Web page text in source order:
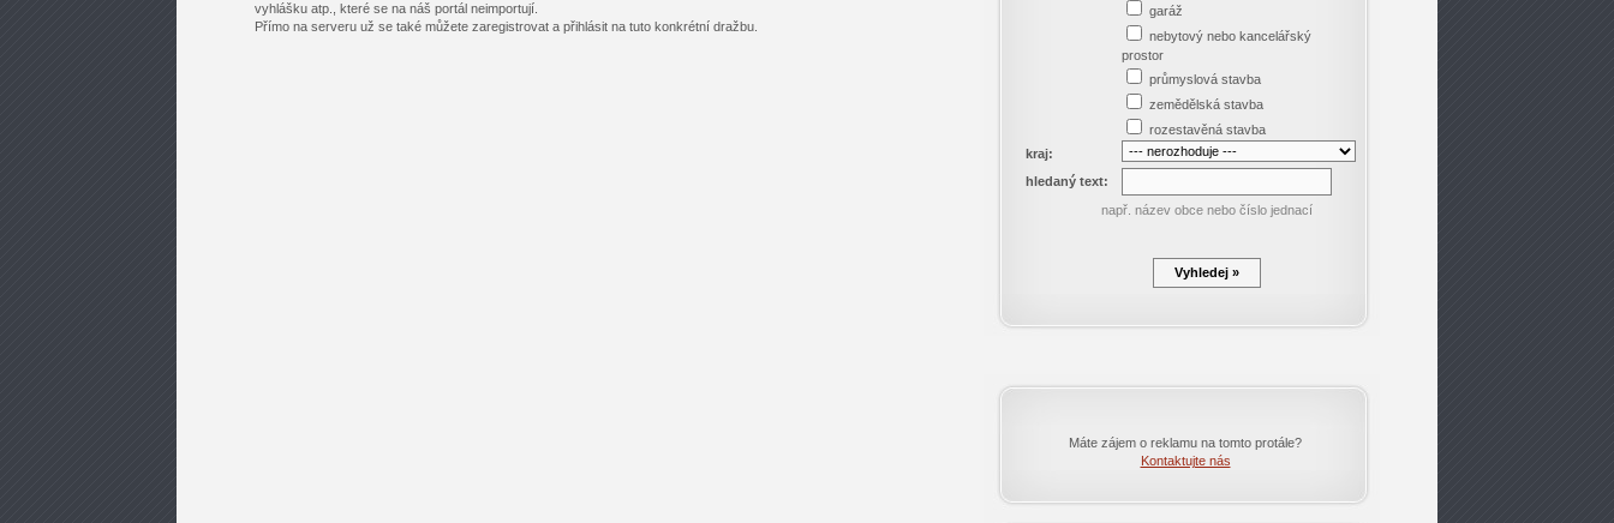
vyhlášku atp., které se na náš portál neimportují.
Přímo na serveru už se také můžete zaregistrovat a přihlásit na tuto konkrétní dražbu.
garáž
nebytový nebo kancelářský
prostor
průmyslová stavba
zemědělská stavba
rozestavěná stavba
kraj:
hledaný text:
např. název obce nebo číslo jednací
Máte zájem o reklamu na tomto protále?
Kontaktujte nás